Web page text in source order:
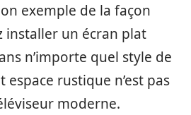
exemple de la façon
installer un écran plat
n’importe quel style de
espace rustique n’est pas
moderne.